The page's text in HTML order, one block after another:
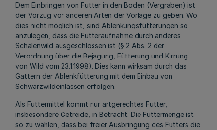
Dem Einbringen von Futter in den Boden (Vergraben) ist
der Vorzug vor anderen Arten der Vorlage zu geben. Wo
dies nicht möglich ist, sind Ablenkungsfütterungen so
anzulegen, dass die Futteraufnahme durch anderes
Schalenwild ausgeschlossen ist (§ 2 Abs. 2 der
Verordnung über die Bejagung, Fütterung und Kirrung
von Wild vom 23.1.1998). Dies kann wirksam durch das
Gattern der Ablenkfütterung mit dem Einbau von
Schwarzwildeinlässen erfolgen.
Als Futtermittel kommt nur artgerechtes Futter,
insbesondere Getreide, in Betracht. Die Futtermenge ist
so zu wählen, dass bei freier Ausbringung des Futters die